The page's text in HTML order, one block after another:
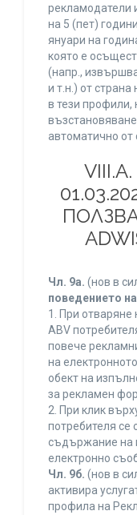
рекламодатели
на 5 (пет)
януари на
която е
(напр.,
и т.н.) от
в тези профили,
автоматично от
Чл. 9а. (нов в
поведението
1. При отваряне
ABV
повече
на
обект на
за рекламен
2. При клик
потребителя се
съдържание на
електронно
Чл. 9б. (нов в
активира
профила на